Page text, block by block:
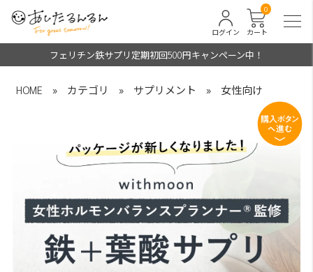
カート
0
ログイン
フェリチン鉄サプリ定期初回500円キャンペーン中！
HOME » カテゴリ » サプリメント » 女性向け